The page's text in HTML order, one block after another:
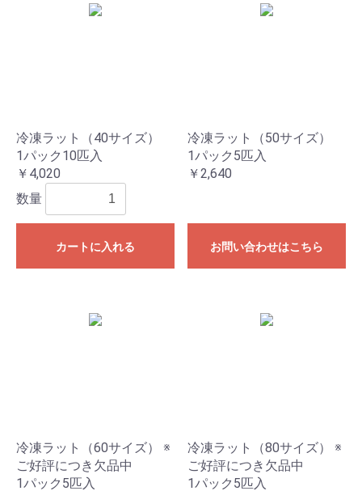
冷凍ラット（40サイズ）
1パック10匹入
￥4,020
数量
カートに入れる
冷凍ラット（50サイズ）
1パック5匹入
￥2,640
お問い合わせはこちら
冷凍ラット（60サイズ） ※
ご好評につき欠品中
1パック5匹入
冷凍ラット（80サイズ） ※
ご好評につき欠品中
1パック5匹入